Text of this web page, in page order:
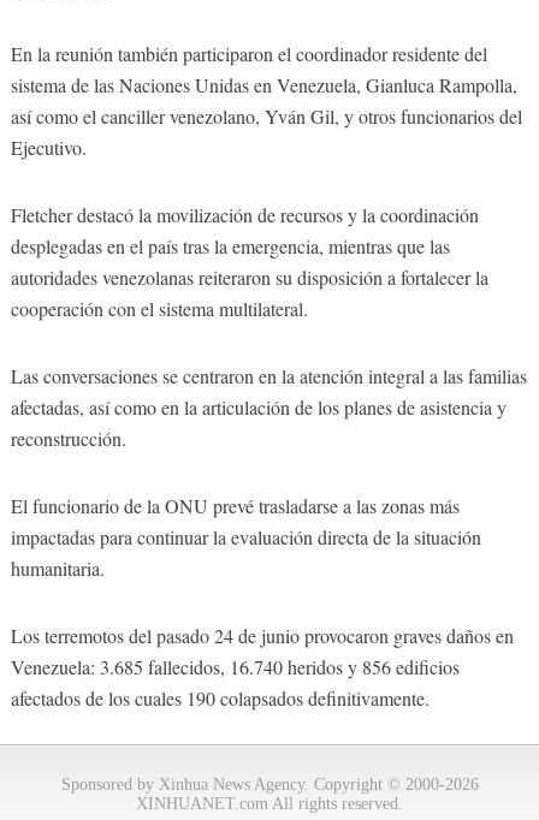
En la reunión también participaron el coordinador residente del
sistema de las Naciones Unidas en Venezuela, Gianluca Rampolla,
así como el canciller venezolano, Yván Gil, y otros funcionarios del
Ejecutivo.
Fletcher destacó la movilización de recursos y la coordinación
desplegadas en el país tras la emergencia, mientras que las
autoridades venezolanas reiteraron su disposición a fortalecer la
cooperación con el sistema multilateral.
Las conversaciones se centraron en la atención integral a las familias
afectadas, así como en la articulación de los planes de asistencia y
reconstrucción.
El funcionario de la ONU prevé trasladarse a las zonas más
impactadas para continuar la evaluación directa de la situación
humanitaria.
Los terremotos del pasado 24 de junio provocaron graves daños en
Venezuela: 3.685 fallecidos, 16.740 heridos y 856 edificios
afectados de los cuales 190 colapsados definitivamente.
Sponsored by Xinhua News Agency. Copyright © 2000-2026
XINHUANET.com All rights reserved.